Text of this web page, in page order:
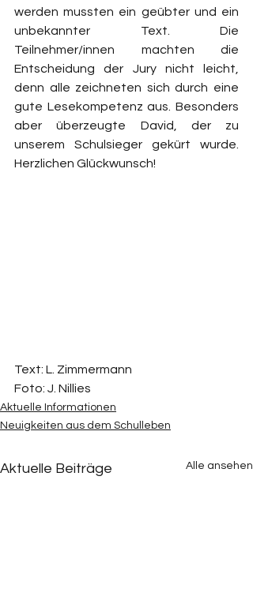
werden mussten ein geübter und ein
unbekannter Text. Die
Teilnehmer/innen machten die
Entscheidung der Jury nicht leicht,
denn alle zeichneten sich durch eine
gute Lesekompetenz aus. Besonders
aber überzeugte David, der zu
unserem Schulsieger gekürt wurde.
Herzlichen Glückwunsch!
Text: L. Zimmermann
Foto: J. Nillies
Aktuelle Informationen
Neuigkeiten aus dem Schulleben
Aktuelle Beiträge Alle ansehen